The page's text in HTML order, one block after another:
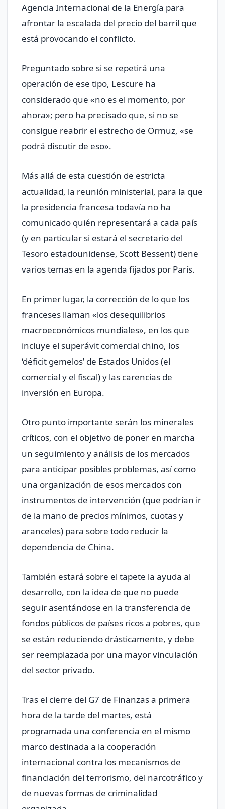
Agencia Internacional de la Energía para
afrontar la escalada del precio del barril que
está provocando el conflicto.
Preguntado sobre si se repetirá una
operación de ese tipo, Lescure ha
considerado que «no es el momento, por
ahora»; pero ha precisado que, si no se
consigue reabrir el estrecho de Ormuz, «se
podrá discutir de eso».
Más allá de esta cuestión de estricta
actualidad, la reunión ministerial, para la que
la presidencia francesa todavía no ha
comunicado quién representará a cada país
(y en particular si estará el secretario del
Tesoro estadounidense, Scott Bessent) tiene
varios temas en la agenda fijados por París.
En primer lugar, la corrección de lo que los
franceses llaman «los desequilibrios
macroeconómicos mundiales», en los que
incluye el superávit comercial chino, los
‘déficit gemelos’ de Estados Unidos (el
comercial y el fiscal) y las carencias de
inversión en Europa.
Otro punto importante serán los minerales
críticos, con el objetivo de poner en marcha
un seguimiento y análisis de los mercados
para anticipar posibles problemas, así como
una organización de esos mercados con
instrumentos de intervención (que podrían ir
de la mano de precios mínimos, cuotas y
aranceles) para sobre todo reducir la
dependencia de China.
También estará sobre el tapete la ayuda al
desarrollo, con la idea de que no puede
seguir asentándose en la transferencia de
fondos públicos de países ricos a pobres, que
se están reduciendo drásticamente, y debe
ser reemplazada por una mayor vinculación
del sector privado.
Tras el cierre del G7 de Finanzas a primera
hora de la tarde del martes, está
programada una conferencia en el mismo
marco destinada a la cooperación
internacional contra los mecanismos de
financiación del terrorismo, del narcotráfico y
de nuevas formas de criminalidad